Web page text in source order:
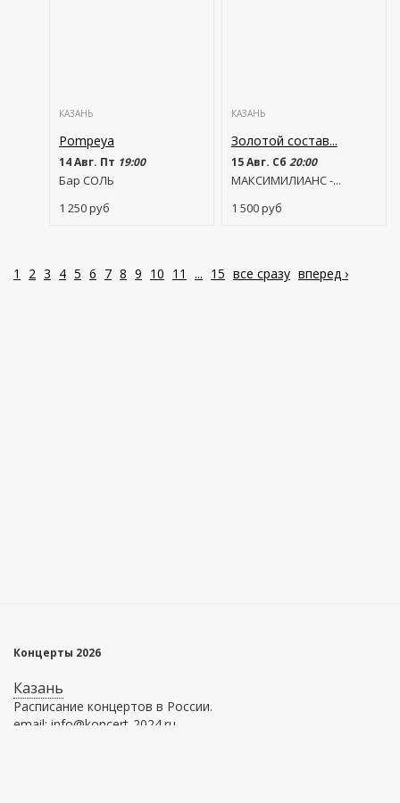
КАЗАНЬ
Pompeya
14 Авг. Пт 19:00
Бар СОЛЬ
1 250руб
КАЗАНЬ
Золотой состав...
15 Авг. Сб 20:00
МАКСИМИЛИАНС -...
1 500руб
1 2 3 4 5 6 7 8 9 10 11 ... 15 все сразу вперед ›
Концерты 2026
Казань
Расписание концертов в России.
email: info@koncert-2024.ru